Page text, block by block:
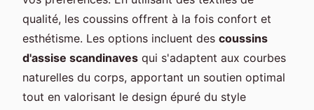
qualité, les coussins offrent à la fois confort et
esthétisme. Les options incluent des coussins
d'assise scandinaves qui s'adaptent aux courbes
naturelles du corps, apportant un soutien optimal
tout en valorisant le design épuré du style